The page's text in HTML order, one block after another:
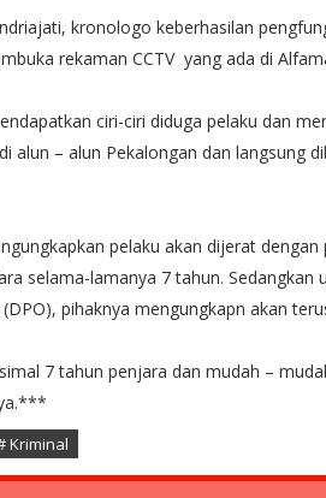
kronologo keberhasilan
rekaman CCTV yang ada di
ciri-ciri diduga pelaku dan
alun – alun Pekalongan dan langsung
pelaku akan dijerat dengan
selama-lamanya 7 tahun. Sedangkan
pihaknya mengungkapn akan
7 tahun penjara dan mudah –
Kriminal